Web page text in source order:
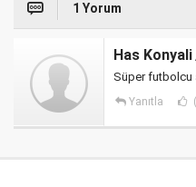
1 Yorum
Has Konyali
Süper futbolcu
Yanıtla